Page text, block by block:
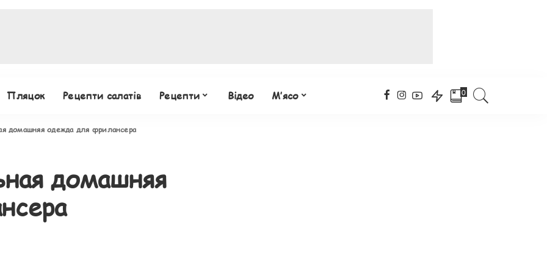
Пляцок Рецепти салатів Рецепти Відео М’ясо 0
домашняя одежда для фрилансера
домашняя